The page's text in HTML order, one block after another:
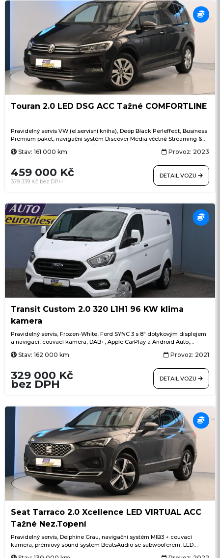
Touran 2.0 LED DSG ACC Tažné COMFORTLINE
Pravidelný servis VW (el.servisní kniha), Deep Black Perleffect, Business
Premium paket, navigační systém Discover Media včetně Streaming &
výklopné tažné zařízení, ACC (adaptivní tempomat) Stop & Go, LED
ovládáním vzadu, ergoActive sedadlo řidiče s masážní funkcí, pádla
řazení na volantu, Side Assist (asistent mrtvého úhlu), Lane Assist
(asistent jízdy v pruhu), Front Assist (asistent nouzového brzdění),
Stav: 161 000 km Provoz: 2023
459 000 Kč
379 339 Kč bez DPH
DETAIL VOZU
Transit Custom 2.0 320 L1H1 96 KW klima
kamera
Pravidelný servis, Frozen-White, Ford SYNC 3 s 8" dotykovým displejem
a navigací, couvací kamera, DAB+, Apple CarPlay a Android Auto,
osvětlení nákladového prostoru, vyhřívaná přední sedadla
Stav: 162 000 km Provoz: 2021
329 000 Kč
bez DPH DETAIL VOZU
Seat Tarraco 2.0 Xcellence LED VIRTUAL ACC
Tažné Nez.Topení
Pravidelný servis, Delphine Grau, navigační systém MIB3 + couvací
kamera, prémiový sound system BeatsAudio se subwooferem, LED